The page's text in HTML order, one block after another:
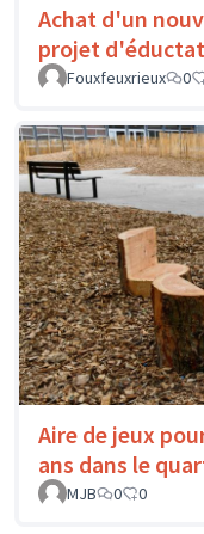
Achat d'un
projet
Fouxfeuxrieux
0
Aire de jeux
ans dans le
MJB
0 0